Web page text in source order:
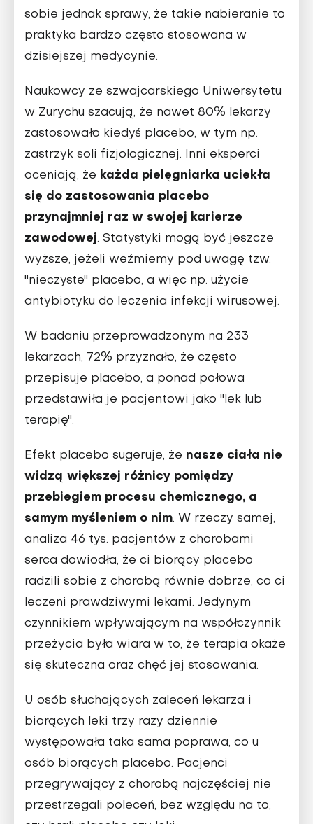
sobie jednak sprawy, że takie nabieranie to
praktyka bardzo często stosowana w
dzisiejszej medycynie.
Naukowcy ze szwajcarskiego Uniwersytetu
w Zurychu szacują, że nawet 80% lekarzy
zastosowało kiedyś placebo, w tym np.
zastrzyk soli fizjologicznej. Inni eksperci
oceniają, że każda pielęgniarka uciekła
się do zastosowania placebo
przynajmniej raz w swojej karierze
zawodowej. Statystyki mogą być jeszcze
wyższe, jeżeli weźmiemy pod uwagę tzw.
"nieczyste" placebo, a więc np. użycie
antybiotyku do leczenia infekcji wirusowej.
W badaniu przeprowadzonym na 233
lekarzach, 72% przyznało, że często
przepisuje placebo, a ponad połowa
przedstawiła je pacjentowi jako "lek lub
terapię".
Efekt placebo sugeruje, że nasze ciała nie
widzą większej różnicy pomiędzy
przebiegiem procesu chemicznego, a
samym myśleniem o nim. W rzeczy samej,
analiza 46 tys. pacjentów z chorobami
serca dowiodła, że ci biorący placebo
radzili sobie z chorobą równie dobrze, co ci
leczeni prawdziwymi lekami. Jedynym
czynnikiem wpływającym na współczynnik
przeżycia była wiara w to, że terapia okaże
się skuteczna oraz chęć jej stosowania.
U osób słuchających zaleceń lekarza i
biorących leki trzy razy dziennie
występowała taka sama poprawa, co u
osób biorących placebo. Pacjenci
przegrywający z chorobą najczęściej nie
przestrzegali poleceń, bez względu na to,